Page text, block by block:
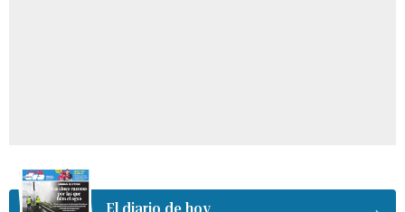
El diario de hoy